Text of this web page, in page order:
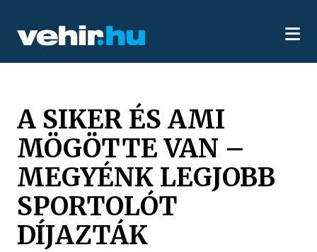
A SIKER ÉS AMI
MÖGÖTTE VAN –
MEGYÉNK LEGJOBB
SPORTOLÓT
DÍJAZTÁK